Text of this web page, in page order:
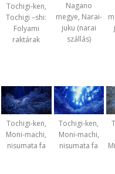
Tochigi-ken,
Tochigi –shi:
Folyami
raktárak
Nagano
megye, Narai-
juku (narai
szállás)
Tochigi-ken,
Moni-machi,
nisumata fa
Tochigi-ken,
Moni-machi,
nisumata fa